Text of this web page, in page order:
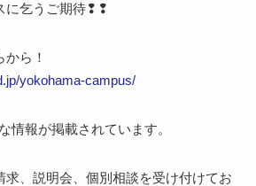
に乞うご期待❢❢
ら！
yokohama-campus/
情報が掲載されています。
求、説明会、個別相談を受け付けてお